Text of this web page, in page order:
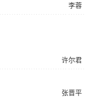
李蓉
许尔君
张晋平